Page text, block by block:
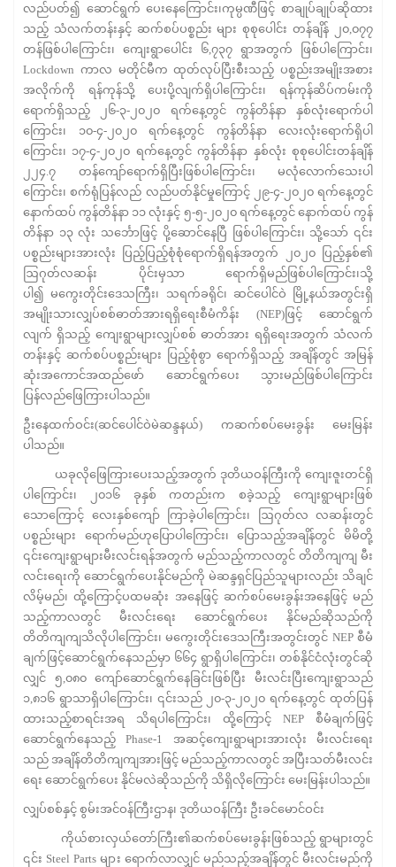
လည်ပတ်၍ ဆောင်ရွက် ပေးနေကြောင်း၊ကုမ္ပဏီဖြင့် စာချုပ်ချုပ်ဆိုထား
သည့် သံလက်တန်းနှင့် ဆက်စပ်ပစ္စည်း များ စုစုပေါင်း တန်ချိန် ၂၀,၀၇၇
တန်ဖြစ်ပါကြောင်း၊ ကျေးရွာပေါင်း ၆,၇၃၇ ရွာအတွက် ဖြစ်ပါကြောင်း၊
Lockdown ကာလ မတိုင်မီက ထုတ်လုပ်ပြီးစီးသည့် ပစ္စည်းအမျိုးအစား
အလိုက်ကို ရန်ကုန်သို့ ပေးပို့လျက်ရှိပါကြောင်း၊ ရန်ကုန်ဆိပ်ကမ်းကို
ရောက်ရှိသည့် ၂၆-၃-၂၀၂၀ ရက်နေ့တွင် ကွန်တိန်နာ နှစ်လုံးရောက်ပါ
ကြောင်း၊ ၁၀-၄-၂၀၂၀ ရက်နေ့တွင် ကွန်တိန်နာ လေးလုံးရောက်ရှိပါ
ကြောင်း၊ ၁၇-၄-၂၀၂၀ ရက်နေ့တွင် ကွန်တိန်နာ နှစ်လုံး စုစုပေါင်းတန်ချိန်
၂၂၄.၇ တန်ကျော်ရောက်ရှိပြီးဖြစ်ပါကြောင်း၊ မလုံလောက်သေးပါ
ကြောင်း၊ စက်ရုံပြန်လည် လည်ပတ်နိုင်မှုကြောင့် ၂၉-၄-၂၀၂၀ ရက်နေ့တွင်
နောက်ထပ် ကွန်တိန်နာ ၁၁ လုံးနှင့် ၅-၅-၂၀၂၀ ရက်နေ့တွင် နောက်ထပ် ကွန်
တိန်နာ ၁၃ လုံး သင်္ဘောဖြင့် ပို့ဆောင်နေပြီ ဖြစ်ပါကြောင်း၊ သို့သော် ၎င်း
ပစ္စည်းများအားလုံး ပြည့်ပြည့်စုံစုံရောက်ရှိရန်အတွက် ၂၀၂၀ ပြည့်နှစ်၏
ဩဂုတ်လဆန်း ပိုင်းမှသာ ရောက်ရှိမည်ဖြစ်ပါကြောင်း၊သို့
ပါ၍ မကွေးတိုင်းဒေသကြီး၊ သရက်ခရိုင်၊ ဆင်ပေါင်ဝဲ မြို့နယ်အတွင်းရှိ
အမျိုးသားလျှပ်စစ်ဓာတ်အားရရှိရေးစီမံကိန်း (NEP)ဖြင့် ဆောင်ရွက်
လျက် ရှိသည့် ကျေးရွာများလျှပ်စစ် ဓာတ်အား ရရှိရေးအတွက် သံလက်
တန်းနှင့် ဆက်စပ်ပစ္စည်းများ ပြည့်စုံစွာ ရောက်ရှိသည့် အချိန်တွင် အမြန်
ဆုံးအကောင်အထည်ဖော် ဆောင်ရွက်ပေး သွားမည်ဖြစ်ပါကြောင်း
ပြန်လည်ဖြေကြားပါသည်။
ဦးနေထက်ဝင်း(ဆင်ပေါင်ဝဲမဲဆန္ဒနယ်) ကဆက်စပ်မေးခွန်း မေးမြန်း
ပါသည်။
ယခုလိုဖြေကြားပေးသည့်အတွက် ဒုတိယဝန်ကြီးကို ကျေးဇူးတင်ရှိ
ပါကြောင်း၊ ၂၀၁၆ ခုနှစ် ကတည်းက စခဲ့သည့် ကျေးရွာများဖြစ်
သောကြောင့် လေးနှစ်ကျော် ကြာခဲ့ပါကြောင်း၊ ဩဂုတ်လ လဆန်းတွင်
ပစ္စည်းများ ရောက်မည်ဟုပြောပါကြောင်း၊ ပြောသည့်အချိန်တွင် မိမိတို့
၎င်းကျေးရွာများမီးလင်းရန်အတွက် မည်သည့်ကာလတွင် တိတိကျကျ မီး
လင်းရေးကို ဆောင်ရွက်ပေးနိုင်မည်ကို မဲဆန္ဒရှင်ပြည်သူများလည်း သိချင်
လိမ့်မည်၊ ထို့ကြောင့်ပထမဆုံး အနေဖြင့် ဆက်စပ်မေးခွန်းအနေဖြင့် မည်
သည့်ကာလတွင် မီးလင်းရေး ဆောင်ရွက်ပေး နိုင်မည်ဆိုသည်ကို
တိတိကျကျသိလိုပါကြောင်း၊ မကွေးတိုင်းဒေသကြီးအတွင်းတွင် NEP စီမံ
ချက်ဖြင့်ဆောင်ရွက်နေသည်မှာ ၆၆၄ ရွာရှိပါကြောင်း၊ တစ်နိုင်ငံလုံးတွင်ဆို
လျှင် ၅,၀၈၀ ကျော်ဆောင်ရွက်နေခြင်းဖြစ်ပြီး မီးလင်းပြီးကျေးရွာသည်
၁,၈၁၆ ရွာသာရှိပါကြောင်း၊ ၎င်းသည် ၂၀-၃-၂၀၂၀ ရက်နေ့တွင် ထုတ်ပြန်
ထားသည့်စာရင်းအရ သိရပါကြောင်း၊ ထို့ကြောင့် NEP စီမံချက်ဖြင့်
ဆောင်ရွက်နေသည့် Phase-1 အဆင့်ကျေးရွာများအားလုံး မီးလင်းရေး
သည် အချိန်တိတိကျကျအားဖြင့် မည်သည့်ကာလတွင် အပြီးသတ်မီးလင်း
ရေး ဆောင်ရွက်ပေး နိုင်မလဲဆိုသည်ကို သိရှိလိုကြောင်း မေးမြန်းပါသည်။
လျှပ်စစ်နှင့် စွမ်းအင်ဝန်ကြီးဌာန၊ ဒုတိယဝန်ကြီး ဦးခင်မောင်ဝင်း
ကိုယ်စားလှယ်တော်ကြီး၏ဆက်စပ်မေးခွန်းဖြစ်သည့် ရွာများတွင်
၎င်း Steel Parts များ ရောက်လာလျှင် မည်သည့်အချိန်တွင် မီးလင်းမည်ကို